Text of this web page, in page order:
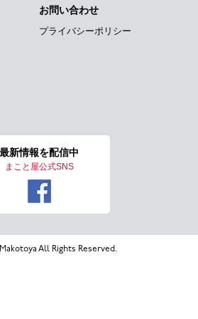
お問い合わせ
プライバシーポリシー
最新情報を配信中
まこと屋公式SNS
All Rights Reserved.